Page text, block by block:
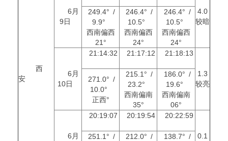
西
安
6月
9日
4.0
较暗
249.4° /
9.9°
西南偏西
21°
246.4° /
10.5°
西南偏西
24°
246.4° /
10.5°
西南偏西
24°
6月
10日
21:14:32 21:17:12 21:18:13
1.3
较亮
271.0° /
10.0°
正西°
215.1° /
23.2°
西南偏南
35°
186.0° /
19.6°
西南偏南
06°
6月
20:19:07 20:19:54 20:22:59
0.1
251.1° /
212.0° /
138.7° /